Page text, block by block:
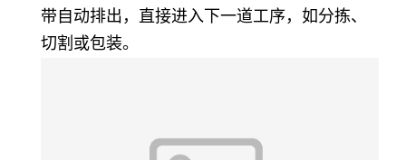
带自动排出，直接进入下一道工序，如分拣、
切割或包装。